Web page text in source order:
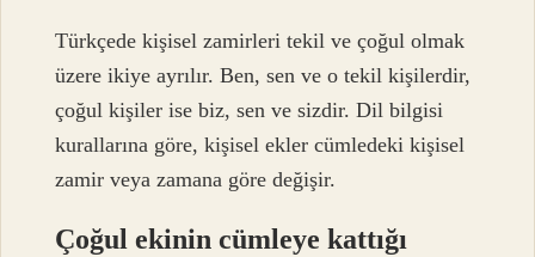
Türkçede kişisel zamirleri tekil ve çoğul olmak
üzere ikiye ayrılır. Ben, sen ve o tekil kişilerdir,
çoğul kişiler ise biz, sen ve sizdir. Dil bilgisi
kurallarına göre, kişisel ekler cümledeki kişisel
zamir veya zamana göre değişir.
Çoğul ekinin cümleye kattığı